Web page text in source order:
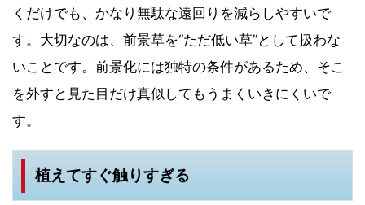
くだけでも、かなり無駄な遠回りを減らしやすいで
す。大切なのは、前景草を“ただ低い草”として扱わな
いことです。前景化には独特の条件があるため、そこ
を外すと見た目だけ真似してもうまくいきにくいで
す。
植えてすぐ触りすぎる